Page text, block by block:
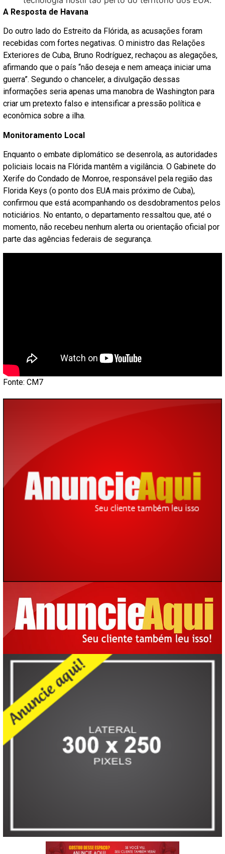
A Resposta de Havana
Do outro lado do Estreito da Flórida, as acusações foram
recebidas com fortes negativas. O ministro das Relações
Exteriores de Cuba, Bruno Rodríguez, rechaçou as alegações,
afirmando que o país “não deseja e nem ameaça iniciar uma
guerra”. Segundo o chanceler, a divulgação dessas
informações seria apenas uma manobra de Washington para
criar um pretexto falso e intensificar a pressão política e
econômica sobre a ilha.
Monitoramento Local
Enquanto o embate diplomático se desenrola, as autoridades
policiais locais na Flórida mantêm a vigilância. O Gabinete do
Xerife do Condado de Monroe, responsável pela região das
Florida Keys (o ponto dos EUA mais próximo de Cuba),
confirmou que está acompanhando os desdobramentos pelos
noticiários. No entanto, o departamento ressaltou que, até o
momento, não recebeu nenhum alerta ou orientação oficial por
parte das agências federais de segurança.
Fonte: CM7